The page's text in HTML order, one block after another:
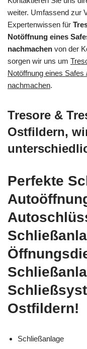
weiter. Umfassend zur
Expertenwissen für
Notöffnung eines
nachmachen von der
sorgen wir uns um
Notöffnung eines
nachmachen.
Tresore &
Ostfildern,
Perfekte
Ostfildern!
Schließanlage